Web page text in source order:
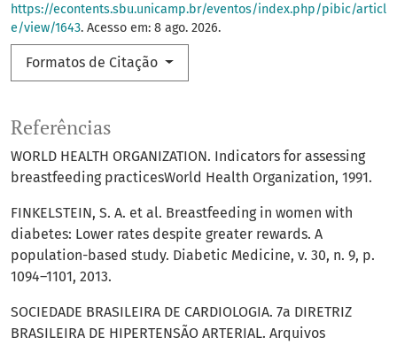
https://econtents.sbu.unicamp.br/eventos/index.php/pibic/articl
e/view/1643. Acesso em: 8 ago. 2026.
Formatos de Citação
Referências
WORLD HEALTH ORGANIZATION. Indicators for assessing
breastfeeding practicesWorld Health Organization, 1991.
FINKELSTEIN, S. A. et al. Breastfeeding in women with
diabetes: Lower rates despite greater rewards. A
population-based study. Diabetic Medicine, v. 30, n. 9, p.
1094–1101, 2013.
SOCIEDADE BRASILEIRA DE CARDIOLOGIA. 7a DIRETRIZ
BRASILEIRA DE HIPERTENSÃO ARTERIAL. Arquivos